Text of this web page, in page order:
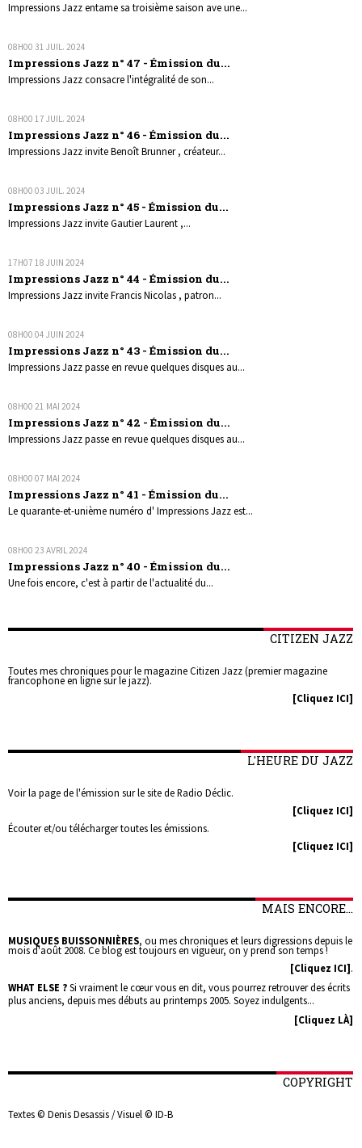
Impressions Jazz entame sa troisième saison ave une...
08H00 31 JUIL. 2024
Impressions Jazz n° 47 - Émission du...
Impressions Jazz consacre l'intégralité de son...
08H00 17 JUIL. 2024
Impressions Jazz n° 46 - Émission du...
Impressions Jazz invite Benoît Brunner , créateur...
08H00 03 JUIL. 2024
Impressions Jazz n° 45 - Émission du...
Impressions Jazz invite Gautier Laurent ,...
17H07 18 JUIN 2024
Impressions Jazz n° 44 - Émission du...
Impressions Jazz invite Francis Nicolas , patron...
08H00 04 JUIN 2024
Impressions Jazz n° 43 - Émission du...
Impressions Jazz passe en revue quelques disques au...
08H00 21 MAI 2024
Impressions Jazz n° 42 - Émission du...
Impressions Jazz passe en revue quelques disques au...
08H00 07 MAI 2024
Impressions Jazz n° 41 - Émission du...
Le quarante-et-unième numéro d' Impressions Jazz est...
08H00 23 AVRIL 2024
Impressions Jazz n° 40 - Émission du...
Une fois encore, c'est à partir de l'actualité du...
CITIZEN JAZZ
Toutes mes chroniques pour le magazine Citizen Jazz (premier magazine
francophone en ligne sur le jazz).
[Cliquez ICI]
L'HEURE DU JAZZ
Voir la page de l'émission sur le site de Radio Déclic.
[Cliquez ICI]
Écouter et/ou télécharger toutes les émissions.
[Cliquez ICI]
MAIS ENCORE...
MUSIQUES BUISSONNIÈRES, ou mes chroniques et leurs digressions depuis le
mois d'août 2008. Ce blog est toujours en vigueur, on y prend son temps !
[Cliquez ICI].
WHAT ELSE ?Si vraiment le cœur vous en dit, vous pourrez retrouver des écrits
plus anciens, depuis mes débuts au printemps 2005. Soyez indulgents...
[Cliquez LÀ]
COPYRIGHT
Textes © Denis Desassis / Visuel © ID-B